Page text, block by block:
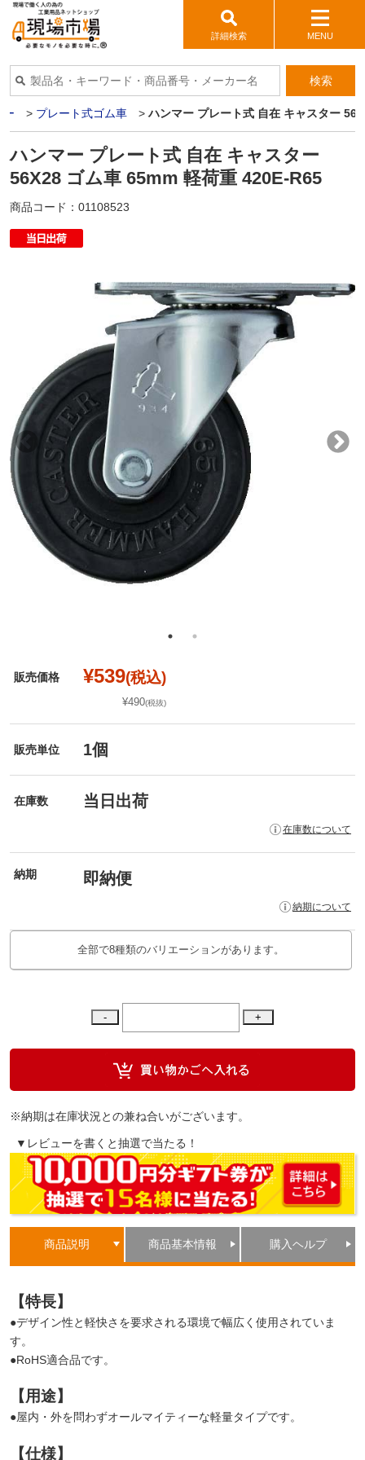
詳細検索 MENU
検索
ー > プレート式ゴム車 >ハンマー プレート式 自在 キャスター
ハンマー プレート式 自在 キャスター
56X28 ゴム車 65mm 軽荷重 420E-R65
商品コード： 01108523
販売価格 ¥539(税込)
¥490(税抜)
販売単位 1個
在庫数 当日出荷
在庫数について
納期 即納便
納期について
全部で8種類のバリエーションがあります。
※納期は在庫状況との兼ね合いがございます。
▼レビューを書くと抽選で当たる！
商品説明 商品基本情報 購入ヘルプ
【特長】
●デザイン性と軽快さを要求される環境で幅広く使用されていま
す。
●RoHS適合品です。
【用途】
●屋内・外を問わずオールマイティーな軽量タイプです。
【仕様】